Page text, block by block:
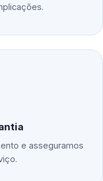
e asseguramos